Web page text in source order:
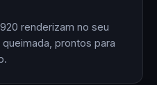
renderizam no seu
prontos para